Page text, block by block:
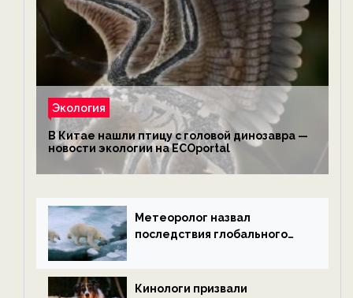
Экология
В Китае нашли птицу с головой динозавра —
новости экологии на ECOportal
Метеоролог назвал
последствия глобального
ECOportal
Кинологи призвали